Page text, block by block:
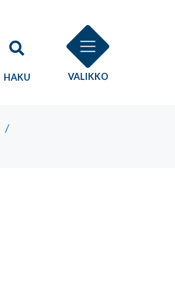
HAKU VALIKKO
/